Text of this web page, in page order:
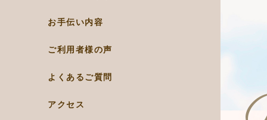
お手伝い内容
ご利用者様の声
よくあるご質問
アクセス